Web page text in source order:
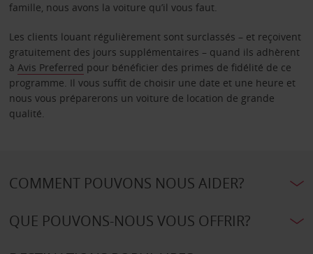
famille, nous avons la voiture qu’il vous faut.
Les clients louant régulièrement sont surclassés – et reçoivent
gratuitement des jours supplémentaires – quand ils adhèrent
à Avis Preferred pour bénéficier des primes de fidélité de ce
programme. Il vous suffit de choisir une date et une heure et
nous vous préparerons un voiture de location de grande
qualité.
COMMENT POUVONS NOUS AIDER?
QUE POUVONS-NOUS VOUS OFFRIR?